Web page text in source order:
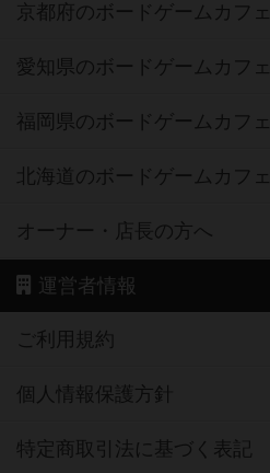
京都府のボードゲームカフェ
愛知県のボードゲームカフェ
福岡県のボードゲームカフェ
北海道のボードゲームカフェ
オーナー・店長の方へ
運営者情報
ご利用規約
個人情報保護方針
特定商取引法に基づく表記